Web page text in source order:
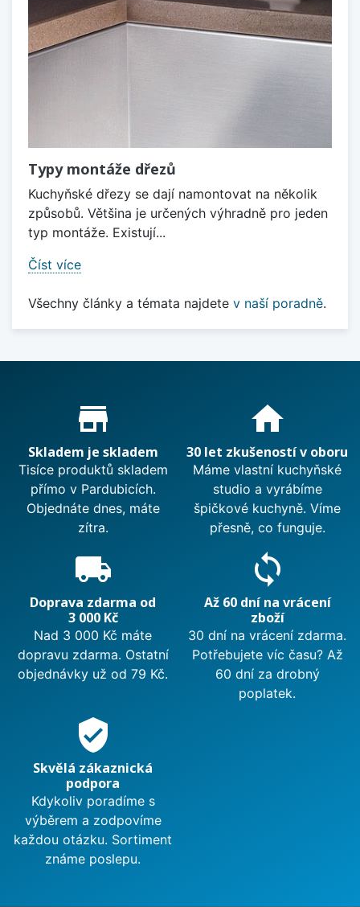
Typy montáže dřezů
Kuchyňské dřezy se dají namontovat na několik
způsobů. Většina je určených výhradně pro jeden
typ montáže. Existují...
Číst více
Všechny články a témata najdete v naší poradně.
Proč nakupovat u nás?
store_mall_directory
Skladem je skladem
Tisíce produktů skladem
přímo v Pardubicích.
Objednáte dnes, máte
zítra.
home
30 let zkušeností v oboru
Máme vlastní kuchyňské
studio a vyrábíme
špičkové kuchyně. Víme
přesně, co funguje.
local_shipping
Doprava zdarma od
3 000 Kč
Nad 3 000 Kč máte
dopravu zdarma. Ostatní
objednávky už od 79 Kč.
sync
Až 60 dní na vrácení
zboží
30 dní na vrácení zdarma.
Potřebujete víc času? Až
60 dní za drobný
poplatek.
verified_user
Skvělá zákaznická
podpora
Kdykoliv poradíme s
výběrem a zodpovíme
každou otázku. Sortiment
známe poslepu.